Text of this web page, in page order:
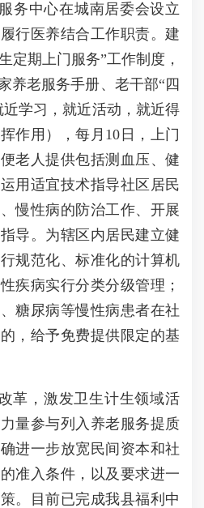
务中心在城南居委会设立
行医养结合工作职责。建
定期上门服务”工作制度，
养老服务手册、老干部“四
学习，就近活动，就近得
作用），每月10日，上门
老人提供包括测血压、健
用适宜技术指导社区居民
慢性病的防治工作、开展
导。为辖区内居民建立健
规范化、标准化的计算机
疾病实行分类分级管理；
糖尿病等慢性病患者在社
，给予免费提供限定的基
革，激发卫生计生领域活
量参与列入养老服务提质
进一步放宽民间资本和社
准入条件，以及要求进一
。目前已完成我县福利中